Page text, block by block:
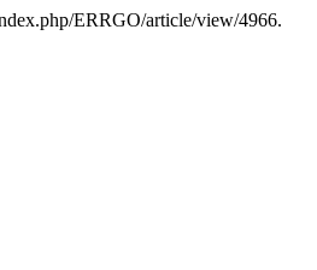
ERRGO/article/view/4966.